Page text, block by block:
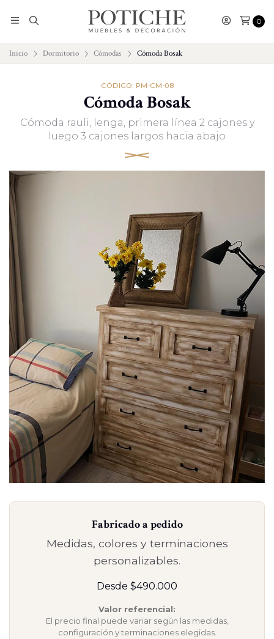
0
Inicio Dormitorio Cómodas Cómoda Bosak
CÓDIGO: PM-CM-08
Cómoda Bosak
Cómoda rauli, lenga, primera línea 2 cajones y
luego 3 cajones largos hacia abajo
Fabricado a pedido
Medidas, colores y terminaciones
personalizables.
Desde $490.000
Valor referencial:
El precio final puede variar según las medidas,
configuración y terminaciones elegidas.